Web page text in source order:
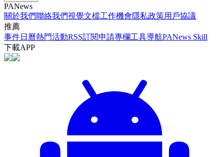
PANews
關於我們聯絡我們視覺文檔工作機會隱私政策用戶協議
推薦
事件日曆熱門活動RSS訂閱申請專欄工具導航PANews Skill
下載APP